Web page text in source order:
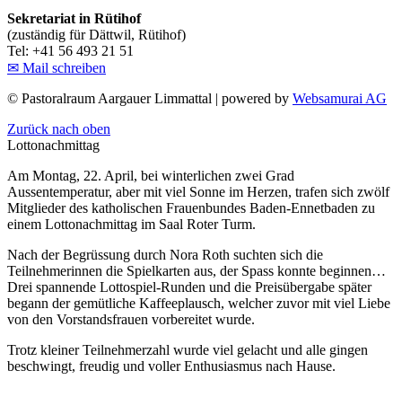
Sekretariat in Rütihof
(zuständig für Dättwil, Rütihof)
Tel: +41 56 493 21 51
✉ Mail schreiben
© Pastoralraum Aargauer Limmattal | powered by Websamurai AG
Zurück nach oben
Lottonachmittag
Am Montag, 22. April, bei winterlichen zwei Grad
Aussentemperatur, aber mit viel Sonne im Herzen, trafen sich zwölf
Mitglieder des katholischen Frauenbundes Baden-Ennetbaden zu
einem Lottonachmittag im Saal Roter Turm.
Nach der Begrüssung durch Nora Roth suchten sich die
Teilnehmerinnen die Spielkarten aus, der Spass konnte beginnen…
Drei spannende Lottospiel-Runden und die Preisübergabe später
begann der gemütliche Kaffeeplausch, welcher zuvor mit viel Liebe
von den Vorstandsfrauen vorbereitet wurde.
Trotz kleiner Teilnehmerzahl wurde viel gelacht und alle gingen
beschwingt, freudig und voller Enthusiasmus nach Hause.